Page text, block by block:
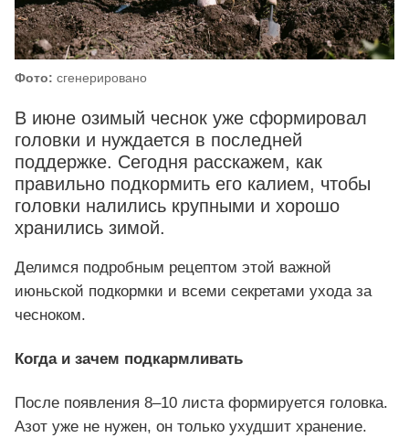
Фото: сгенерировано
В июне озимый чеснок уже сформировал
головки и нуждается в последней
поддержке. Сегодня расскажем, как
правильно подкормить его калием, чтобы
головки налились крупными и хорошо
хранились зимой.
Делимся подробным рецептом этой важной
июньской подкормки и всеми секретами ухода за
чесноком.
Когда и зачем подкармливать
После появления 8–10 листа формируется головка.
Азот уже не нужен, он только ухудшит хранение.